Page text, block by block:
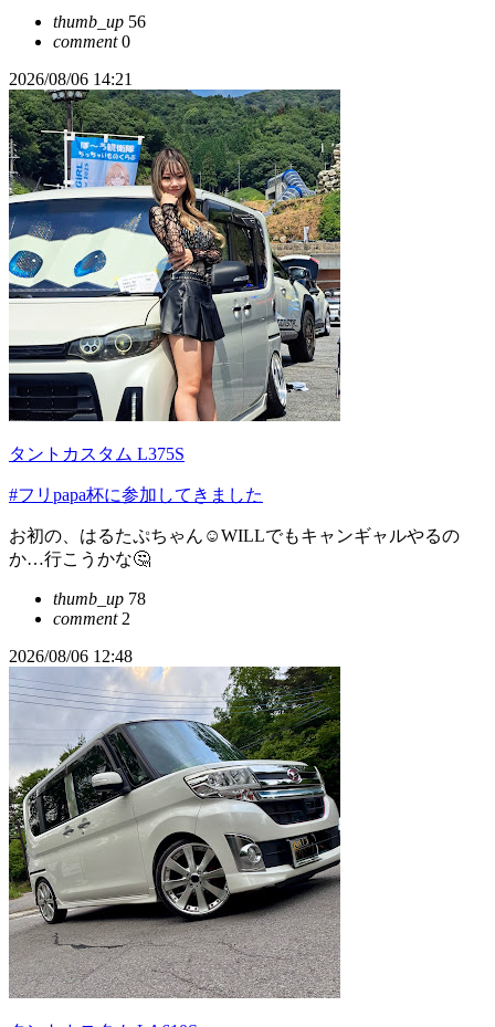
thumb_up 56
comment0
2026/08/06 14:21
タントカスタム L375S
#フリpapa杯に参加してきました
お初の、はるたぷちゃん☺️WILLでもキャンギャルやるの
か…行こうかな🤔
thumb_up 78
comment2
2026/08/06 12:48